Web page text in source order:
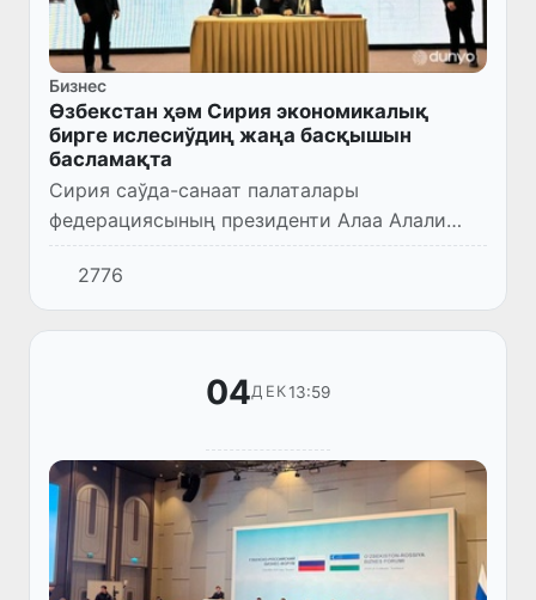
Бизнес
Өзбекстан ҳәм Сирия экономикалық
бирге ислесиўдиң жаңа басқышын
басламақта
Сирия саўда-санаат палаталары
федерациясының президенти Алаа Алали
басшылығындағы делегация рәсмий сапар
менен Өзбекстанға келди.
2776
04ДЕК13:59